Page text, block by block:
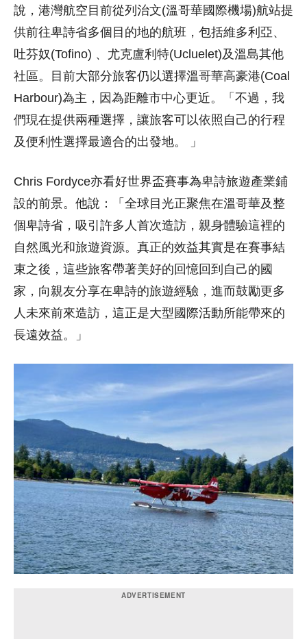
說，港灣航空目前從列治文(溫哥華國際機場)航站提
供前往卑詩省多個目的地的航班，包括維多利亞、
吐芬奴(Tofino) 、尤克盧利特(Ucluelet)及溫島其他
社區。目前大部分旅客仍以選擇溫哥華高豪港(Coal
Harbour)為主，因為距離市中心更近。「不過，我
們現在提供兩種選擇，讓旅客可以依照自己的行程
及便利性選擇最適合的出發地。 」
Chris Fordyce亦看好世界盃賽事為卑詩旅遊產業鋪
設的前景。他說：
「 全球目光正聚焦在溫哥華及整
個卑詩省，吸引許多人首次造訪，親身體驗這裡的
自然風光和旅遊資源。真正的效益其實是在賽事結
束之後，這些旅客帶著美好的回憶回到自己的國
家，向親友分享在卑詩的旅遊經驗，進而鼓勵更多
人未來前來造訪，這正是大型國際活動所能帶來的
長遠效益。
」